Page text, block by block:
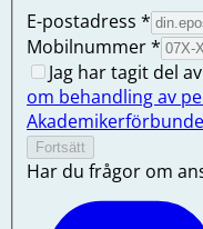
E-postadress *
Mobilnummer*
Jag har tagit del
om behandling av
Fortsätt
Har du frågor om